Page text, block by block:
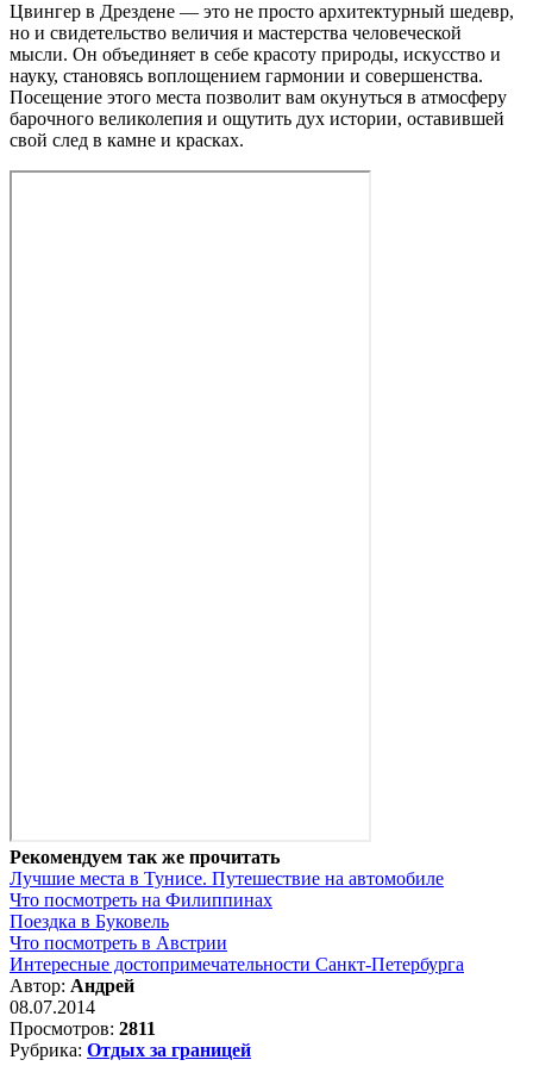
Цвингер в Дрездене — это не просто архитектурный шедевр,
но и свидетельство величия и мастерства человеческой
мысли. Он объединяет в себе красоту природы, искусство и
науку, становясь воплощением гармонии и совершенства.
Посещение этого места позволит вам окунуться в атмосферу
барочного великолепия и ощутить дух истории, оставившей
свой след в камне и красках.
Рекомендуем так же прочитать
Лучшие места в Тунисе. Путешествие на автомобиле
Что посмотреть на Филиппинах
Поездка в Буковель
Что посмотреть в Австрии
Интересные достопримечательности Санкт-Петербурга
Автор: Андрей
08.07.2014
Просмотров: 2811
Рубрика: Отдых за границей